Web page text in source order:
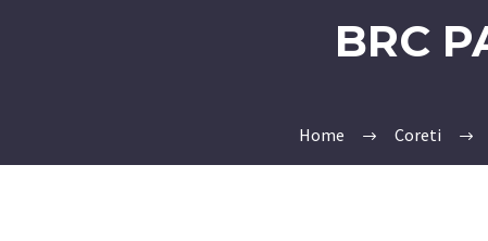
BRC
Home Coreti